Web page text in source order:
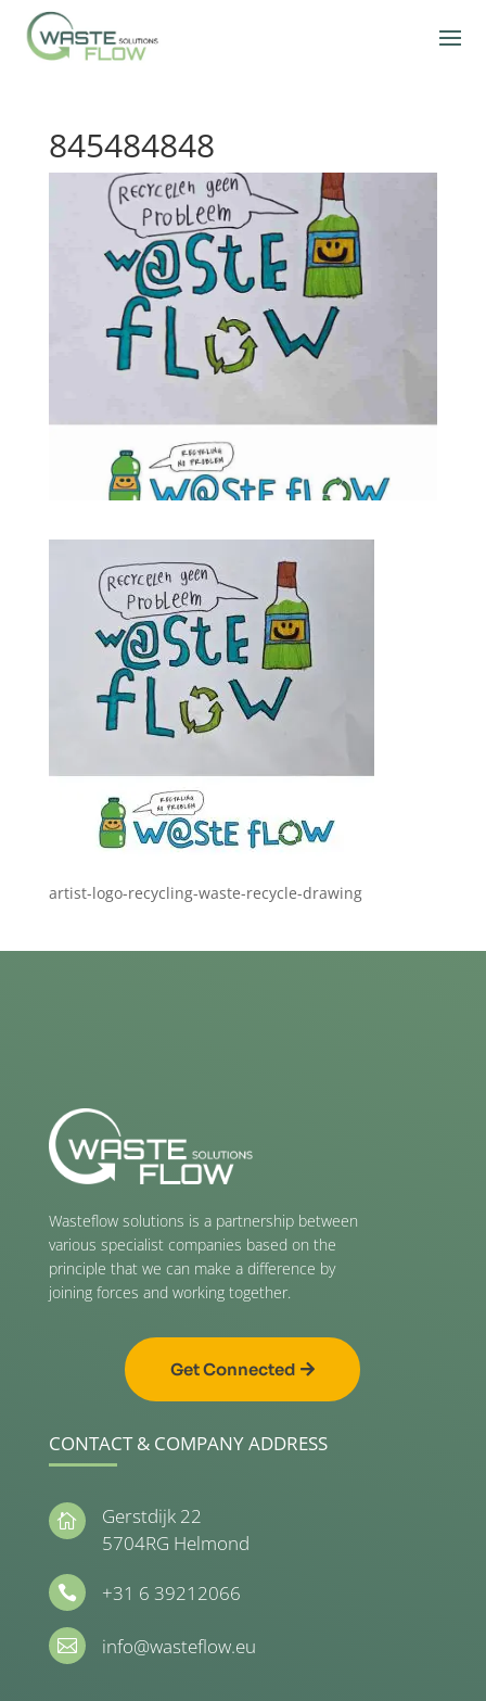
845484848
artist-logo-recycling-waste-recycle-drawing
Wasteflow solutions is a partnership between
various specialist companies based on the
principle that we can make a difference by
joining forces and working together.
Get Connected
CONTACT & COMPANY ADDRESS

Gerstdijk 22
5704RG Helmond
 +31 6 39212066
 info@wasteflow.eu